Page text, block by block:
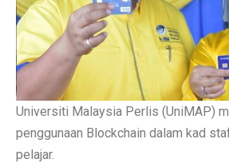
Universiti Malaysia Perlis (UniMAP)
penggunaan Blockchain dalam kad
pelajar.